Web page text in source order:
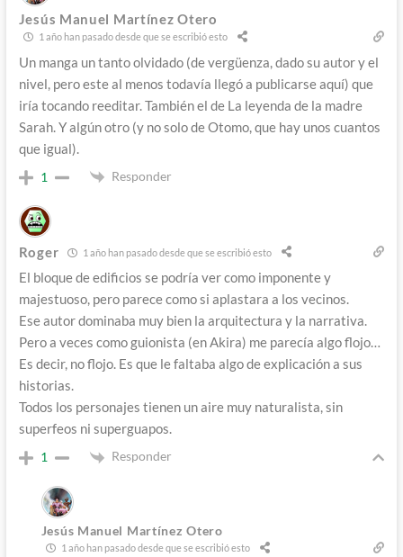
Jesús Manuel Martínez Otero
1 año han pasado desde que se escribió esto
Un manga un tanto olvidado (de vergüenza, dado su autor y el
nivel, pero este al menos todavía llegó a publicarse aquí) que
iría tocando reeditar. También el de La leyenda de la madre
Sarah. Y algún otro (y no solo de Otomo, que hay unos cuantos
que igual).
1 Responder
Roger 1 año han pasado desde que se escribió esto
El bloque de edificios se podría ver como imponente y
majestuoso, pero parece como si aplastara a los vecinos.
Ese autor dominaba muy bien la arquitectura y la narrativa.
Pero a veces como guionista (en Akira) me parecía algo flojo…
Es decir, no flojo. Es que le faltaba algo de explicación a sus
historias.
Todos los personajes tienen un aire muy naturalista, sin
superfeos ni superguapos.
1 Responder
Jesús Manuel Martínez Otero
1 año han pasado desde que se escribió esto